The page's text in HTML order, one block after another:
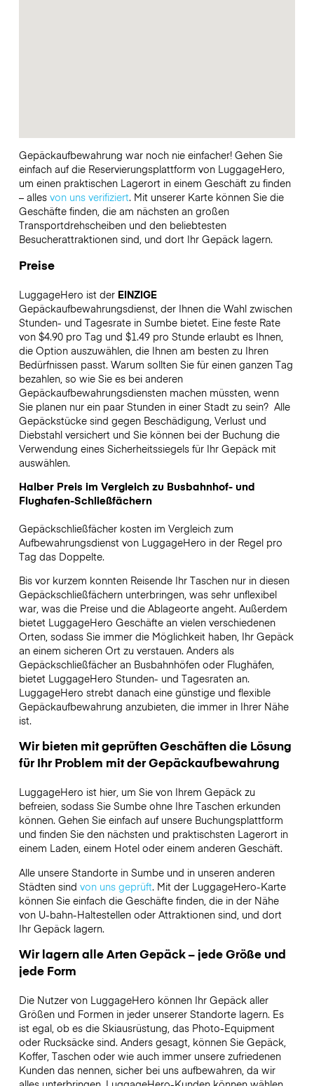
Gepäckaufbewahrung war noch nie einfacher! Gehen Sie
einfach auf die Reservierungsplattform von LuggageHero,
um einen praktischen Lagerort in einem Geschäft zu finden
– alles von uns verifiziert. Mit unserer Karte können Sie die
Geschäfte finden, die am nächsten an großen
Transportdrehscheiben und den beliebtesten
Besucherattraktionen sind, und dort Ihr Gepäck lagern.
Preise
LuggageHero ist der EINZIGE
Gepäckaufbewahrungsdienst, der Ihnen die Wahl zwischen
Stunden- und Tagesrate in Sumbe bietet. Eine feste Rate
von $4.90 pro Tag und $1.49 pro Stunde erlaubt es Ihnen,
die Option auszuwählen, die Ihnen am besten zu Ihren
Bedürfnissen passt. Warum sollten Sie für einen ganzen Tag
bezahlen, so wie Sie es bei anderen
Gepäckaufbewahrungsdiensten machen müssten, wenn
Sie planen nur ein paar Stunden in einer Stadt zu sein? Alle
Gepäckstücke sind gegen Beschädigung, Verlust und
Diebstahl versichert und Sie können bei der Buchung die
Verwendung eines Sicherheitssiegels für Ihr Gepäck mit
auswählen.
Halber Preis im Vergleich zu Busbahnhof- und
Flughafen-Schließfächern
Gepäckschließfächer kosten im Vergleich zum
Aufbewahrungsdienst von LuggageHero in der Regel pro
Tag das Doppelte.
Bis vor kurzem konnten Reisende Ihr Taschen nur in diesen
Gepäckschließfächern unterbringen, was sehr unflexibel
war, was die Preise und die Ablageorte angeht. Außerdem
bietet LuggageHero Geschäfte an vielen verschiedenen
Orten, sodass Sie immer die Möglichkeit haben, Ihr Gepäck
an einem sicheren Ort zu verstauen. Anders als
Gepäckschließfächer an Busbahnhöfen oder Flughäfen,
bietet LuggageHero Stunden- und Tagesraten an.
LuggageHero strebt danach eine günstige und flexible
Gepäckaufbewahrung anzubieten, die immer in Ihrer Nähe
ist.
Wir bieten mit geprüften Geschäften die Lösung
für Ihr Problem mit der Gepäckaufbewahrung
LuggageHero ist hier, um Sie von Ihrem Gepäck zu
befreien, sodass Sie Sumbe ohne Ihre Taschen erkunden
können. Gehen Sie einfach auf unsere Buchungsplattform
und finden Sie den nächsten und praktischsten Lagerort in
einem Laden, einem Hotel oder einem anderen Geschäft.
Alle unsere Standorte in Sumbe und in unseren anderen
Städten sind von uns geprüft. Mit der LuggageHero-Karte
können Sie einfach die Geschäfte finden, die in der Nähe
von U-bahn-Haltestellen oder Attraktionen sind, und dort
Ihr Gepäck lagern.
Wir lagern alle Arten Gepäck – jede Größe und
jede Form
Die Nutzer von LuggageHero können Ihr Gepäck aller
Größen und Formen in jeder unserer Standorte lagern. Es
ist egal, ob es die Skiausrüstung, das Photo-Equipment
oder Rucksäcke sind. Anders gesagt, können Sie Gepäck,
Koffer, Taschen oder wie auch immer unsere zufriedenen
Kunden das nennen, sicher bei uns aufbewahren, da wir